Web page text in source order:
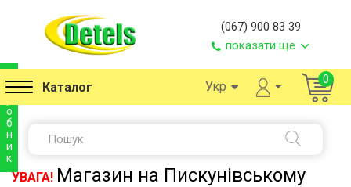
(067) 900 83 39
показати ще
Каталог Укр 0
УВАГА! Магазин на Пискунівському
и
о
б
н
и
к